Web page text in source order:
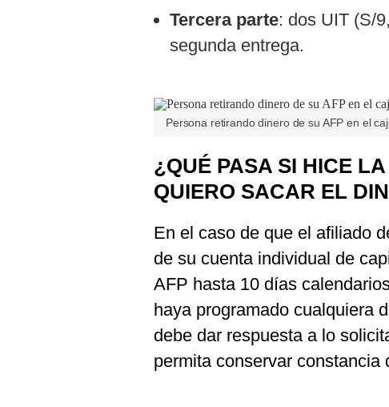
Tercera parte: dos UIT (S/
segunda entrega.
Persona retirando dinero de su AFP en el
¿QUÉ PASA SI HICE
QUIERO SACAR EL
En el caso de que el afiliado
de su cuenta individual de
AFP hasta 10 días
haya programado cualquiera
debe dar respuesta a lo
permita conservar constancia